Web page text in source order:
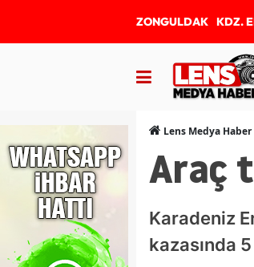
ZONGULDAK KDZ.
Lens Medya Haber
Araç
Karadeniz
kazasında